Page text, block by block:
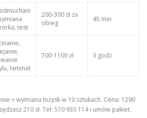
test
200-300 zł za
obieg
45 min
laminat
700-1100 zł 3 godz
+ wymiana łożysk w 10 sztukach. Cena: 1290
210 zł. Tel: 570 933 114 i umów pakiet.